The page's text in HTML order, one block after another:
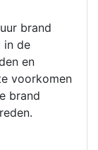
brand
in de
en
voorkomen
brand